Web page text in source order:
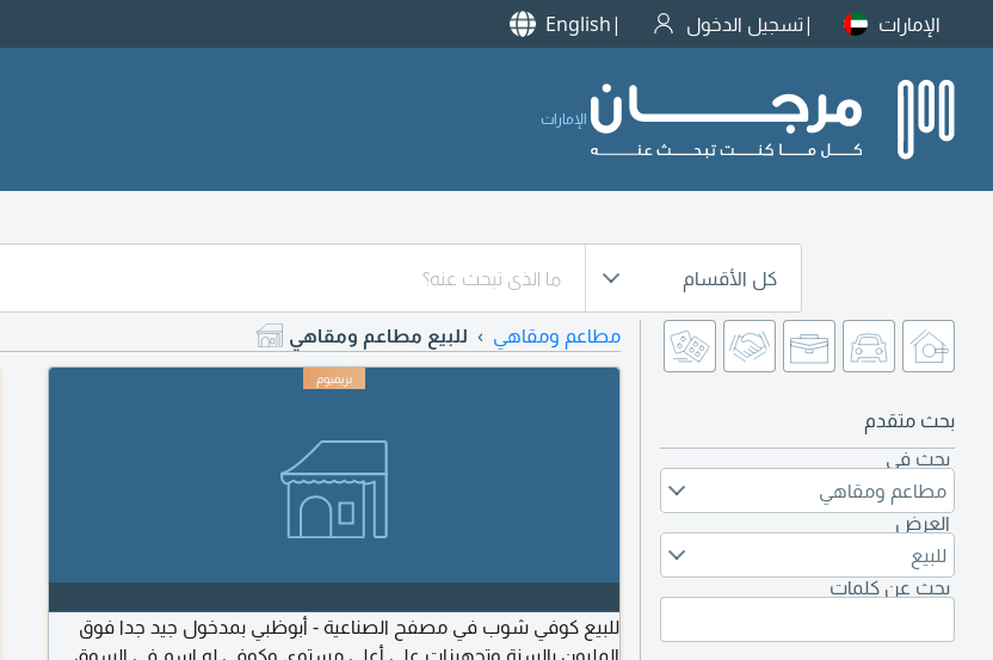
الإمارات تسجيل الدخول English
الإمارات
كل الأقسام
بحث متقدم
بحث في
مطاعم ومقاهي
العرض
للبيع
بحث عن كلمات
مطاعم ومقاهي للبيع مطاعم ومقاهي
للبيع كوفي شوب في مصفح الصناعية - أبوظبي بمدخول جيد جدا فوق